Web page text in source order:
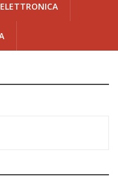
ELETTRONICA